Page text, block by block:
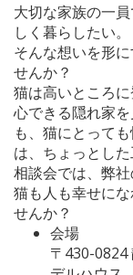
大切な家族の一
しく暮らしたい。
そんな想いを形
せんか？
猫は高いところ
心できる隠れ家
も、猫にとって
は、ちょっとし
相談会では、弊
猫も人も幸せに
せんか？
会場
〒430-